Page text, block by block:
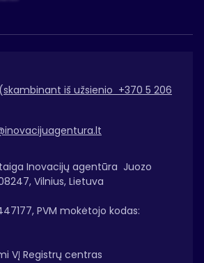
iš užsienio +370 5 206
Inovacijų agentūra Juozo
Vilnius, Lietuva
PVM mokėtojo kodas:
VĮ Registrų centras